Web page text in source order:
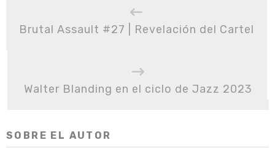
Brutal Assault #27 | Revelación del Cartel
Walter Blanding en el ciclo de Jazz 2023
SOBRE EL AUTOR